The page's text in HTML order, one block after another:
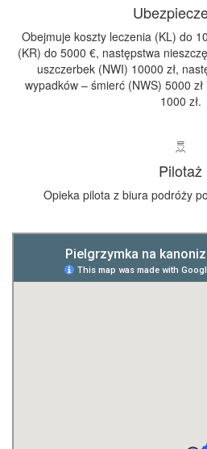
Obejmuje koszty leczenia (KL) do
(KR) do 5000 €, następstwa
uszczerbek (NWI) 10000 zł,
wypadków – śmierć (NWS) 5000
1000 zł.
Pilotaż
Opieka pilota z biura podróży